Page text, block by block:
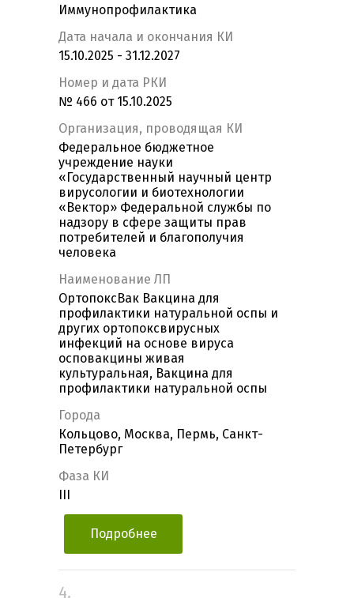
Иммунопрофилактика
Дата начала и окончания КИ
15.10.2025 - 31.12.2027
Номер и дата РКИ
№ 466 от 15.10.2025
Организация, проводящая КИ
Федеральное бюджетное
учреждение науки
«Государственный научный центр
вирусологии и биотехнологии
«Вектор» Федеральной службы по
надзору в сфере защиты прав
потребителей и благополучия
человека
Наименование ЛП
ОртопоксВак Вакцина для
профилактики натуральной оспы и
других ортопоксвирусных
инфекций на основе вируса
осповакцины живая
культуральная, Вакцина для
профилактики натуральной оспы
Города
Кольцово, Москва, Пермь, Санкт-
Петербург
Фаза КИ
Подробнее
4.